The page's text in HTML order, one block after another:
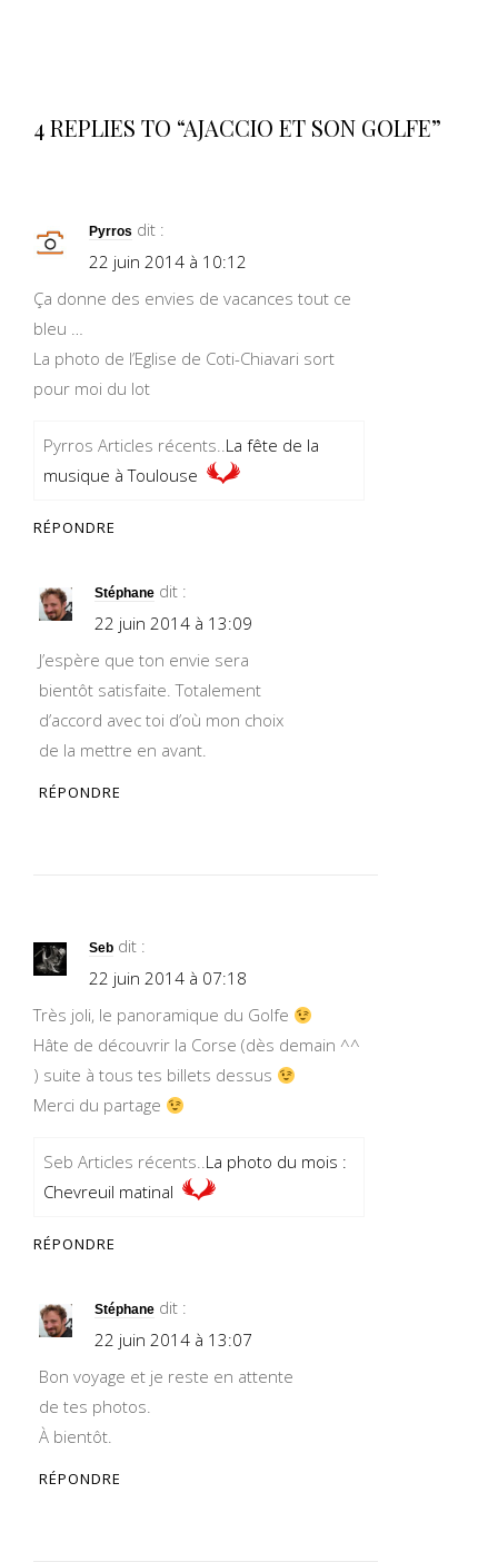
4 REPLIES TO “AJACCIO ET SON GOLFE”
Pyrros dit :
22 juin 2014 à 10:12
Ça donne des envies de vacances tout ce
bleu …
La photo de l’Eglise de Coti-Chiavari sort
pour moi du lot
Pyrros Articles récents..La fête de la
musique à Toulouse
RÉPONDRE
Stéphane dit :
22 juin 2014 à 13:09
J’espère que ton envie sera
bientôt satisfaite. Totalement
d’accord avec toi d’où mon choix
de la mettre en avant.
RÉPONDRE
Seb dit :
22 juin 2014 à 07:18
Très joli, le panoramique du Golfe
Hâte de découvrir la Corse (dès demain ^^
) suite à tous tes billets dessus
Merci du partage
Seb Articles récents..La photo du mois :
Chevreuil matinal
RÉPONDRE
Stéphane dit :
22 juin 2014 à 13:07
Bon voyage et je reste en attente
de tes photos.
À bientôt.
RÉPONDRE